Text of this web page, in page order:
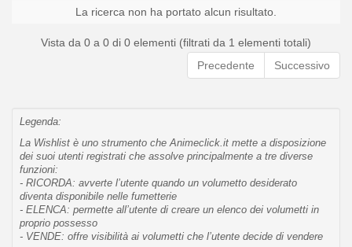
La ricerca non ha portato alcun risultato.
Vista da 0 a 0 di 0 elementi (filtrati da 1 elementi totali)
Precedente
Successivo
Legenda:
La Wishlist è uno strumento che Animeclick.it mette a disposizione
dei suoi utenti registrati che assolve principalmente a tre diverse
funzioni:
- RICORDA: avverte l’utente quando un volumetto desiderato
diventa disponibile nelle fumetterie
- ELENCA: permette all’utente di creare un elenco dei volumetti in
proprio possesso
- VENDE: offre visibilità ai volumetti che l’utente decide di vendere